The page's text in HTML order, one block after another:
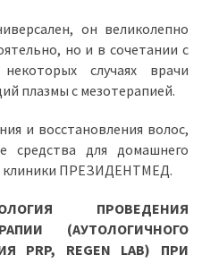
он великолепно
но и в сочетании с
случаях врачи
плазмы с мезотерапией.
и восстановления волос,
средства для домашнего
клиники ПРЕЗИДЕНТМЕД.
ПРОВЕДЕНИЯ
(АУТОЛОГИЧНОГО
PRP, REGEN LAB) ПРИ